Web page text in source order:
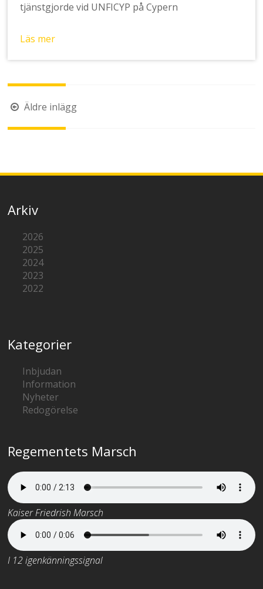
tjänstgjorde vid UNFICYP på Cypern
Läs mer
Inläggsnavigering
Äldre inlägg
Arkiv
2026
2025
2024
2023
2022
Kategorier
Inbjudan
Information
Nyheter
Redogörelse
Regementets Marsch
Kaiser Friedrish Marsch
I 12 igenkänningssignal